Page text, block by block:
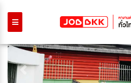
Previous